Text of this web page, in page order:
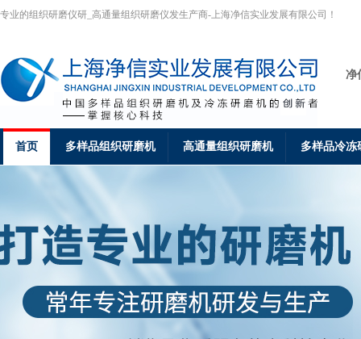
专业的组织研磨仪研_高通量组织研磨仪发生产商-上海净信实业发展有限公司！
净
首页 多样品组织研磨机 高通量组织研磨机 多样品冷冻